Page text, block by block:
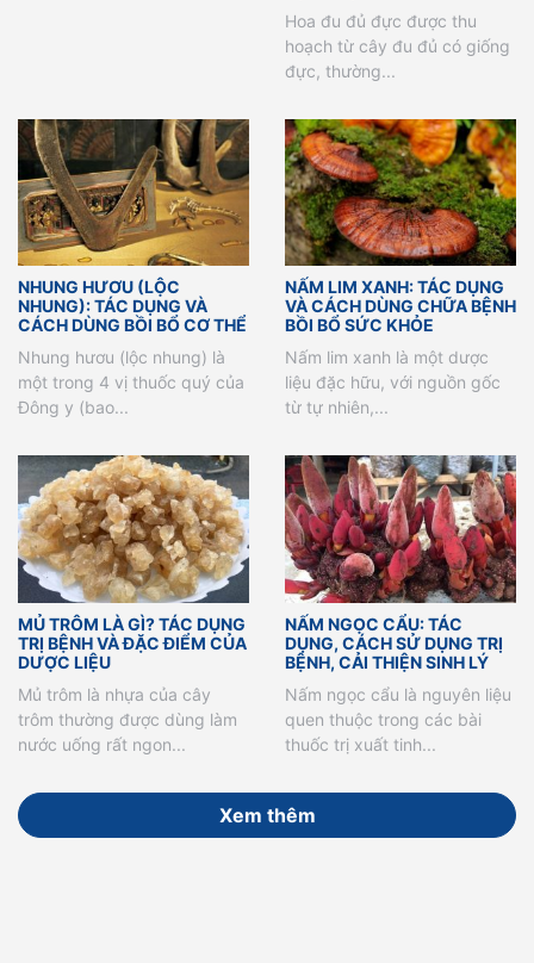
Hoa đu đủ đực được thu
hoạch từ cây đu đủ có giống
đực, thường...
NHUNG HƯƠU (LỘC
NHUNG): TÁC DỤNG VÀ
CÁCH DÙNG BỒI BỔ CƠ THỂ
Nhung hươu (lộc nhung) là
một trong 4 vị thuốc quý của
Đông y (bao...
NẤM LIM XANH: TÁC DỤNG
VÀ CÁCH DÙNG CHỮA BỆNH
BỒI BỔ SỨC KHỎE
Nấm lim xanh là một dược
liệu đặc hữu, với nguồn gốc
từ tự nhiên,...
MỦ TRÔM LÀ GÌ? TÁC DỤNG
TRỊ BỆNH VÀ ĐẶC ĐIỂM CỦA
DƯỢC LIỆU
Mủ trôm là nhựa của cây
trôm thường được dùng làm
nước uống rất ngon...
NẤM NGỌC CẨU: TÁC
DỤNG, CÁCH SỬ DỤNG TRỊ
BỆNH, CẢI THIỆN SINH LÝ
Nấm ngọc cẩu là nguyên liệu
quen thuộc trong các bài
thuốc trị xuất tinh...
Xem thêm